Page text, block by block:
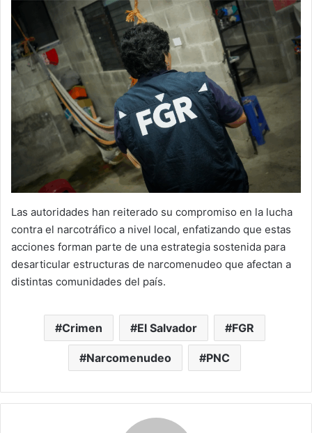
Las autoridades han reiterado su compromiso en la lucha
contra el narcotráfico a nivel local, enfatizando que estas
acciones forman parte de una estrategia sostenida para
desarticular estructuras de narcomenudeo que afectan a
distintas comunidades del país.
Crimen El Salvador FGR
Narcomenudeo PNC